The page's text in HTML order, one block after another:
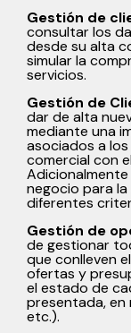
Gestión de
consultar los
desde su alta
simular la
servicios.
Gestión de
dar de alta
mediante una
asociados a
comercial con
negocio para la
diferentes
Gestión de
de gestionar
que conlleven
ofertas y
el estado de
presentada, en
etc.).